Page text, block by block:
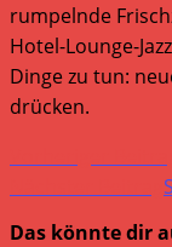
rumpelnde
Hotel-Lounge-
Dinge zu tun:
drücken.
Weitere
Artikel
ansehen
Das könnte dir